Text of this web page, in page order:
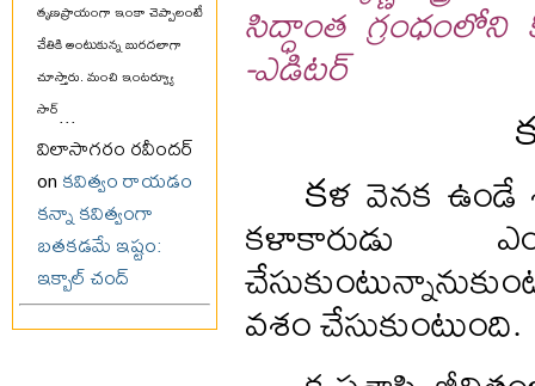
తృణప్రాయంగా ఇంకా చెప్పాలంటే
చేతికి అంటుకున్న బురదలాగా
చూస్తారు. మంచి ఇంటర్వ్యూ
సార్...
విలాసాగరం రవీందర్
onకవిత్వం రాయడం
కన్నా కవిత్వంగా
బతకడమే ఇష్టం:
ఇక్బాల్ చంద్
సిద్ధాంత గ్రంధంలోని
-ఎడిటర్
కళ వెనక ఉండే
కళాకారుడు
వశం చేసుకుంటుంది.